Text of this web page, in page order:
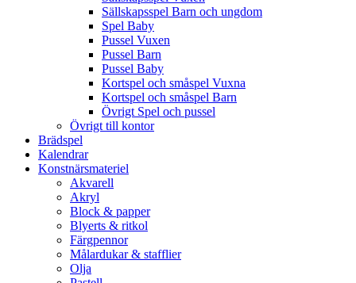
Sällskapsspel Barn och ungdom
Spel Baby
Pussel Vuxen
Pussel Barn
Pussel Baby
Kortspel och småspel Vuxna
Kortspel och småspel Barn
Övrigt Spel och pussel
Övrigt till kontor
Brädspel
Kalendrar
Konstnärsmateriel
Akvarell
Akryl
Block & papper
Blyerts & ritkol
Färgpennor
Målardukar & stafflier
Olja